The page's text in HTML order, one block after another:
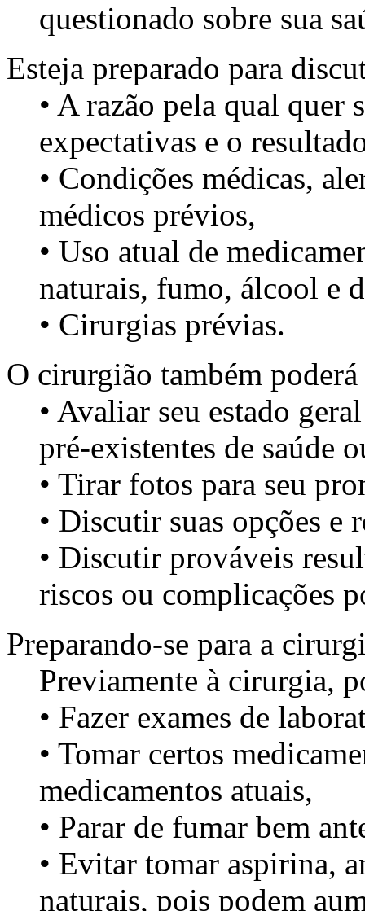
questionado sobre sua
Esteja preparado para
• A razão pela qual quer
expectativas e o
• Condições médicas,
médicos prévios,
• Uso atual de
naturais, fumo, álcool e
• Cirurgias prévias.
O cirurgião também poderá
• Avaliar seu estado
pré-existentes de saúde
• Tirar fotos para seu
• Discutir suas opções e
• Discutir prováveis
riscos ou complicações
Preparando-se para a
Previamente à cirurgia,
• Fazer exames de
• Tomar certos
medicamentos atuais,
• Parar de fumar bem
• Evitar tomar aspirina,
naturais, pois podem